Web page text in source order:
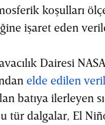
koşulları
işaret eden
Dairesi
elde edilen
batıya ilerleyen
tür dalgalar, El